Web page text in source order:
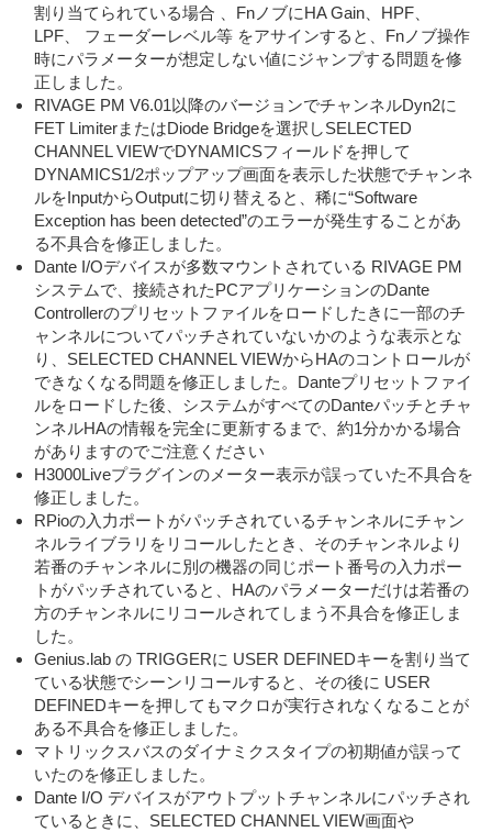
割り当てられている場合 、FnノブにHA Gain、HPF、
LPF、 フェーダーレベル等 をアサインすると、Fnノブ操作
時にパラメーターが想定しない値にジャンプする問題を修
正しました。
RIVAGE PM V6.01以降のバージョンでチャンネルDyn2に
FET LimiterまたはDiode Bridgeを選択しSELECTED
CHANNEL VIEWでDYNAMICSフィールドを押して
DYNAMICS1/2ポップアップ画面を表示した状態でチャンネ
ルをInputからOutputに切り替えると、稀に“Software
Exception has been detected”のエラーが発生することがあ
る不具合を修正しました。
Dante I/Oデバイスが多数マウントされている RIVAGE PM
システムで、接続されたPCアプリケーションのDante
Controllerのプリセットファイルをロードしたきに一部のチ
ャンネルについてパッチされていないかのような表示とな
り、SELECTED CHANNEL VIEWからHAのコントロールが
できなくなる問題を修正しました。Danteプリセットファイ
ルをロードした後、システムがすべてのDanteパッチとチャ
ンネルHAの情報を完全に更新するまで、約1分かかる場合
がありますのでご注意ください
H3000Liveプラグインのメーター表示が誤っていた不具合を
修正しました。
RPioの入力ポートがパッチされているチャンネルにチャン
ネルライブラリをリコールしたとき、そのチャンネルより
若番のチャンネルに別の機器の同じポート番号の入力ポー
トがパッチされていると、HAのパラメーターだけは若番の
方のチャンネルにリコールされてしまう不具合を修正しま
した。
Genius.lab の TRIGGERに USER DEFINEDキーを割り当て
ている状態でシーンリコールすると、その後に USER
DEFINEDキーを押してもマクロが実行されなくなることが
ある不具合を修正しました。
マトリックスバスのダイナミクスタイプの初期値が誤って
いたのを修正しました。
Dante I/O デバイスがアウトプットチャンネルにパッチされ
ているときに、SELECTED CHANNEL VIEW画面や